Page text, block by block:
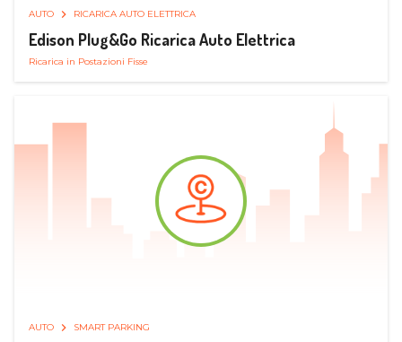
AUTO RICARICA AUTO ELETTRICA
Edison Plug&Go Ricarica Auto Elettrica
Ricarica in Postazioni Fisse
AUTO SMART PARKING